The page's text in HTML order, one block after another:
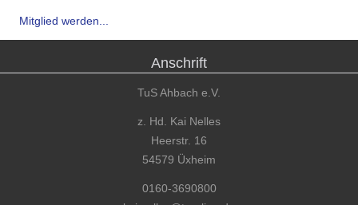
Mitglied werden...
Anschrift
TuS Ahbach e.V.
z. Hd. Kai Nelles
Heerstr. 16
54579 Üxheim
0160-3690800